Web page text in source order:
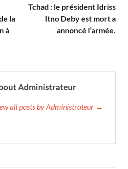
la
à
Tchad : le président Idriss
Itno Deby est mort a
annoncé l’armée.
Administrateur
all posts by Administrateur →